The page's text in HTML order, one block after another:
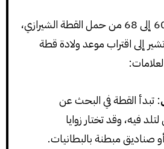
خلال الفترة من اليوم 60 إلى 68 من حمل القطة الشيرازي،
إلى اقتراب موعد ولادة قطة
: تبدأ القطة في البحث عن
فيه، وقد تختار زوايا
صناديق مبطنة بالبطانيات.